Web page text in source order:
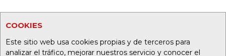
COOKIES
Este sitio web usa cookies propias y de terceros para
analizar el tráfico, mejorar nuestros servicio y conocer el